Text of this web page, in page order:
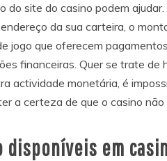
do site do casino podem
da sua carteira, o
jogo que oferecem
financeiras. Quer se trate de
actividade monetária, é
a certeza de que o casino não
disponíveis em